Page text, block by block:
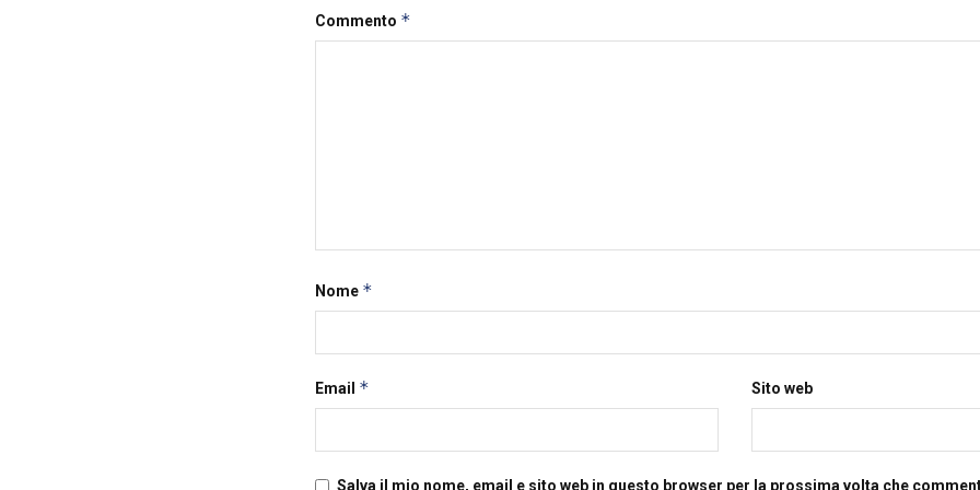
Commento *
Nome *
Email * Sito web
Salva il mio nome, email e sito web in questo browser per la prossima volta che